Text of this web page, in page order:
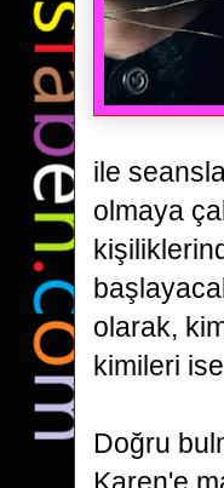
ile
olmaya
olarak,
kimileri
Doğru